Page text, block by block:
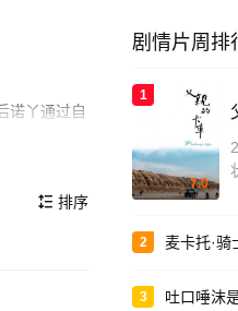
诺丫通过自
情。
 排序
剧情片周排
1
7.0
2 麦卡托·骑
3 吐口唾沫